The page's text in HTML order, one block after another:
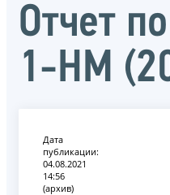
Отчет
1-НМ
Дата
публикации:
04.08.2021
14:56
(архив)